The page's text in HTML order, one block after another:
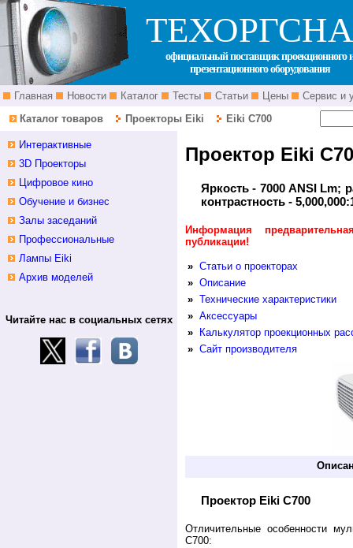
официальный поставщик проекционного
презентационного оборудования
Главная Новости Каталог Тесты Статьи Цены
Сервис и
Каталог товаров
Проекторы Eiki Eiki C700
Проектор Eiki
Яркость - 7000 ANSI Lm;
контрастность -
Информация
публикации!
» Статьи о проекторах
» Описание
» Технические характеристики
» Аксессуары
»
Калькулятор проекционных
» Сайт производителя
Проектор Eiki C700
Отличительные особенности
C700:
Интерактивные
3D Проекторы
Цифровое кино
Обучение и бизнес
Залы заседаний
Профессиональные
Лампы Eiki
Архив моделей
Читайте нас в социальных сетях